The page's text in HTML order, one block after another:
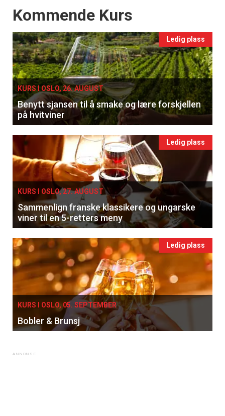
Events
Kommende Kurs
Ledig plass
KURS I OSLO, 26. AUGUST
Benytt sjansen til å smake og lære forskjellen
på hvitviner
Ledig plass
KURS I OSLO, 27. AUGUST
Sammenlign franske klassikere og ungarske
viner til en 5-retters meny
Ledig plass
KURS I OSLO, 05. SEPTEMBER
Bobler & Brunsj